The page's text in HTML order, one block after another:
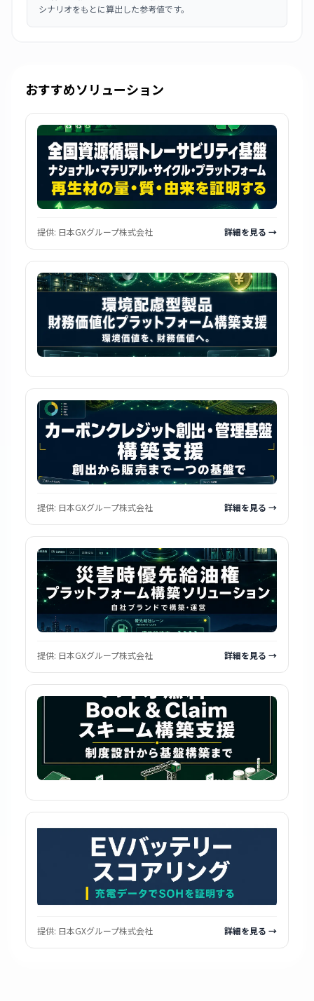
シナリオをもとに算出した参考値です。
おすすめソリューション
提供: 日本GXグループ株式会社 詳細を見る →
提供: 日本GXグループ株式会社 詳細を見る →
提供: 日本GXグループ株式会社 詳細を見る →
提供: 日本GXグループ株式会社 詳細を見る →